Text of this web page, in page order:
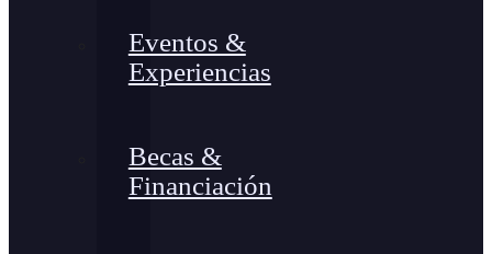
Eventos &
Experiencias
Becas &
Financiación